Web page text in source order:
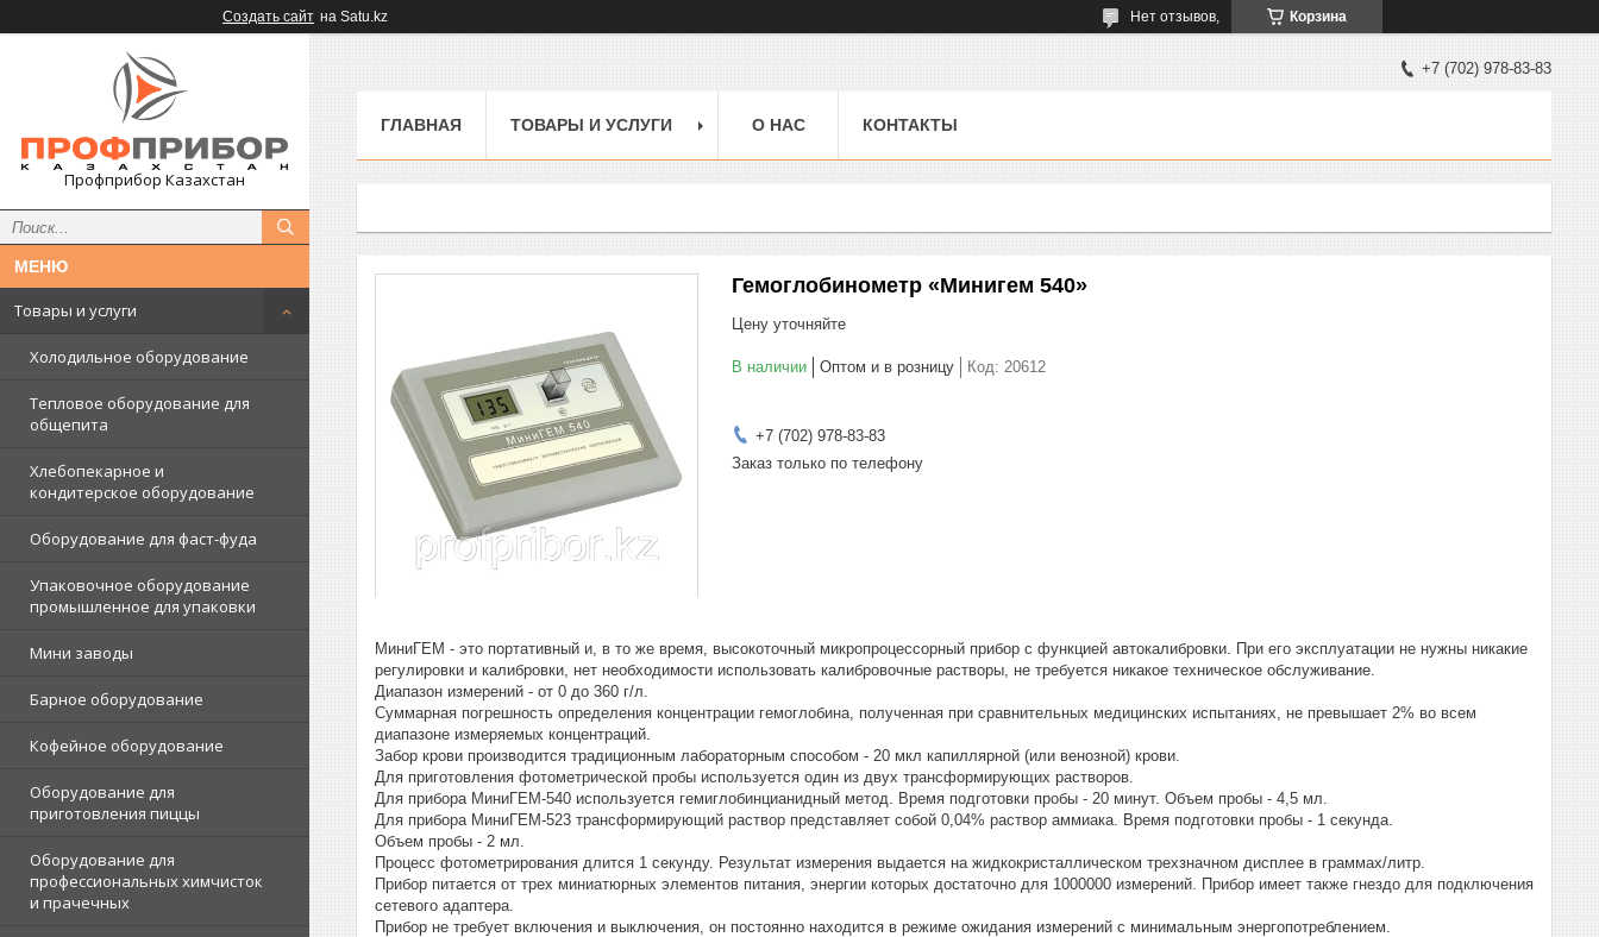
Создать сайт на Satu.kz Корзина
Нет отзывов,
Профприбор Казахстан
Товары и услуги
Холодильное оборудование
Тепловое оборудование для
общепита
Хлебопекарное и
кондитерское оборудование
Оборудование для фаст-фуда
Упаковочное оборудование
промышленное для упаковки
Мини заводы
Барное оборудование
Кофейное оборудование
Оборудование для
приготовления пиццы
Оборудование для
профессиональных химчисток
и прачечных
+7 (702) 978-83-83
ГЛАВНАЯ ТОВАРЫ И УСЛУГИ О НАС КОНТАКТЫ
Гемоглобинометр «Минигем 540»
Цену уточняйте
В наличии Оптом и в розницу Код: 20612
+7 (702) 978-83-83
Заказ только по телефону
МиниГЕМ - это портативный и, в то же время, высокоточный микропроцессорный прибор с функцией автокалибровки. При его эксплуатации не нужны никакие
регулировки и калибровки, нет необходимости использовать калибровочные растворы, не требуется никакое техническое обслуживание.
Диапазон измерений - от 0 до 360 г/л.
Суммарная погрешность определения концентрации гемоглобина, полученная при сравнительных медицинских испытаниях, не превышает 2% во всем
диапазоне измеряемых концентраций.
Забор крови производится традиционным лабораторным способом - 20 мкл капиллярной (или венозной) крови.
Для приготовления фотометрической пробы используется один из двух трансформирующих растворов.
Для прибора МиниГЕМ-540 используется гемиглобинцианидный метод. Время подготовки пробы - 20 минут. Объем пробы - 4,5 мл.
Для прибора МиниГЕМ-523 трансформирующий раствор представляет собой 0,04% раствор аммиака. Время подготовки пробы - 1 секунда.
Объем пробы - 2 мл.
Процесс фотометрирования длится 1 секунду. Результат измерения выдается на жидкокристаллическом трехзначном дисплее в граммах/литр.
Прибор питается от трех миниатюрных элементов питания, энергии которых достаточно для 1000000 измерений. Прибор имеет также гнездо для подключения
сетевого адаптера.
Прибор не требует включения и выключения, он постоянно находится в режиме ожидания измерений с минимальным энергопотреблением.